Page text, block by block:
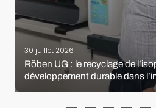
30 juillet 2026
Röben UG : le recyclage de
développement durable dans